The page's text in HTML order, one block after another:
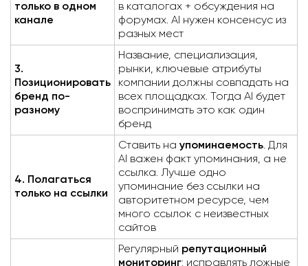
только в одном
канале
в каталогах + обсуждения на
форумах. AI нужен консенсус из
разных мест
3.
Позиционировать
бренд по-
разному
Название, специализация,
рынки, ключевые атрибуты
компании должны совпадать на
всех площадках. Тогда AI будет
воспринимать это как один
бренд
4. Полагаться
только на ссылки
Ставить на упоминаемость. Для
AI важен факт упоминания, а не
ссылка. Лучше одно
упоминание без ссылки на
авторитетном ресурсе, чем
много ссылок с неизвестных
сайтов
Регулярный репутационный
мониторинг: исправлять ложные